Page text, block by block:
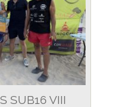
SUB16 VIII